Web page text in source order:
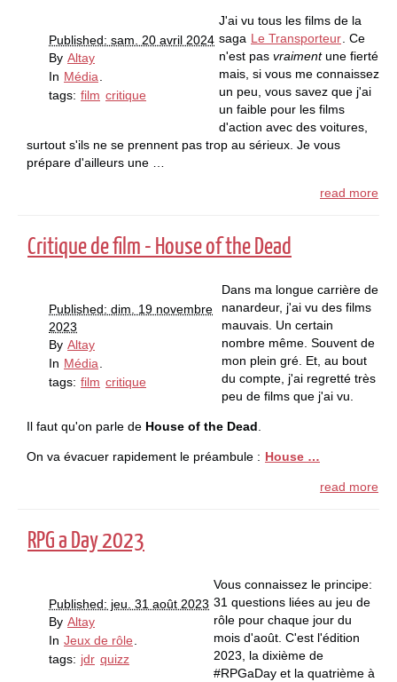
Published: sam. 20 avril 2024
By Altay
In Média
tags: film critique
J'ai vu tous les films de la
saga Le Transporteur . Ce
n'est pas vraimentune fierté
mais, si vous me connaissez
un peu, vous savez que j'ai
un faible pour les films
d'action avec des voitures,
surtout s'ils ne se prennent pas trop au sérieux. Je vous
prépare d'ailleurs une …
read more
Critique de film - House of the Dead
Published: dim. 19 novembre
2023
By Altay
In Média.
tags: film critique
Dans ma longue carrière de
nanardeur, j'ai vu des films
mauvais. Un certain
nombre même. Souvent de
mon plein gré. Et, au bout
du compte, j'ai regretté très
peu de films que j'ai vu.
Il faut qu'on parle de House of the Dead.
On va évacuer rapidement le préambule : House …
read more
RPG a Day 2023
Published: jeu. 31 août 2023
By Altay
In Jeux de rôle
tags: jdr quizz
Vous connaissez le principe:
31 questions liées au jeu de
rôle pour chaque jour du
mois d'août. C'est l'édition
2023, la dixième de
#RPGaDay et la quatrième à